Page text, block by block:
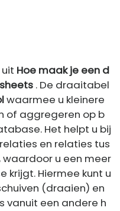
Hoe maak je een d
. De draaitabel
waarmee u kleinere
of aggregeren op b
Het helpt u bij
en relaties tus
u een meer
krijgt. Hiermee kunt u
(draaien) en
vanuit een andere h